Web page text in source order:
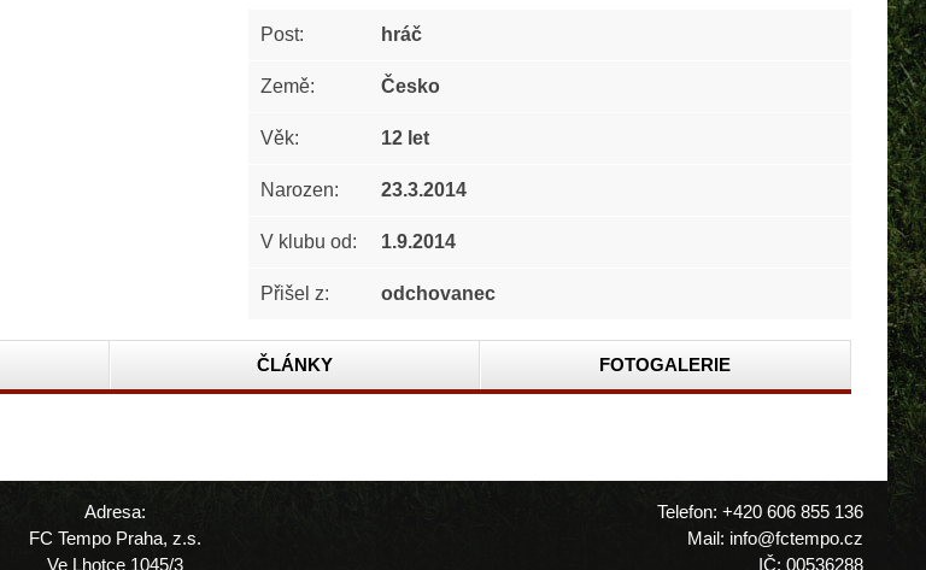
Post: hráč
Země: Česko
Věk: 12 let
Narozen: 23.3.2014
V klubu od: 1.9.2014
Přišel z: odchovanec
ČLÁNKY FOTOGALERIE
Adresa:
FC Tempo Praha, z.s.
Ve Lhotce 1045/3
Telefon: +420 606 855 136
Mail: info@fctempo.cz
IČ: 00536288